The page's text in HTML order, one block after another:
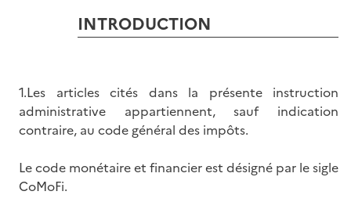
INTRODUCTION
1.Les articles cités dans la présente instruction
administrative appartiennent, sauf indication
contraire, au code général des impôts.
Le code monétaire et financier est désigné par le sigle
CoMoFi.